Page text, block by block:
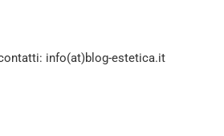
info(at)blog-estetica.it